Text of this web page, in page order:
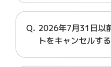
2026年7月31日以
トをキャンセルす